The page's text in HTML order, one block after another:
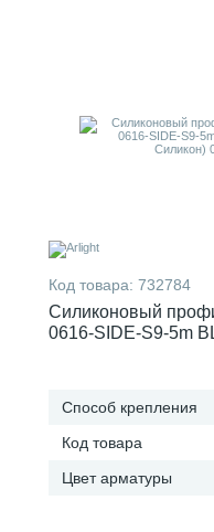
Код товара: 732784
Силиконовый
0616-SIDE-S9-5m
Способ крепления
Код товара
Цвет арматуры